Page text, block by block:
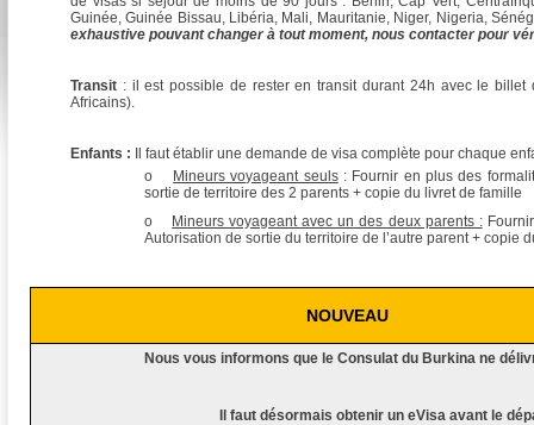
Guinée, Guinée Bissau, Libéria, Mali, Mauritanie, Niger, Nigeria,
exhaustive pouvant changer à tout moment, nous contacter pour
Transit : il est possible de rester en transit durant 24h avec le billet
Africains).
Enfants : Il faut établir une demande de visa complète pour chaque
o
Mineurs voyageant seuls: Fournir en plus des
sortie de territoire des 2 parents + copie du livret de famille
o
Mineurs voyageant avec un des deux parents :Fournir
Autorisation de sortie du territoire de l’autre parent + copie
NOUVEAU
Nous vous informons que le Consulat du Burkina ne
Il faut désormais obtenir un eVisa avant le